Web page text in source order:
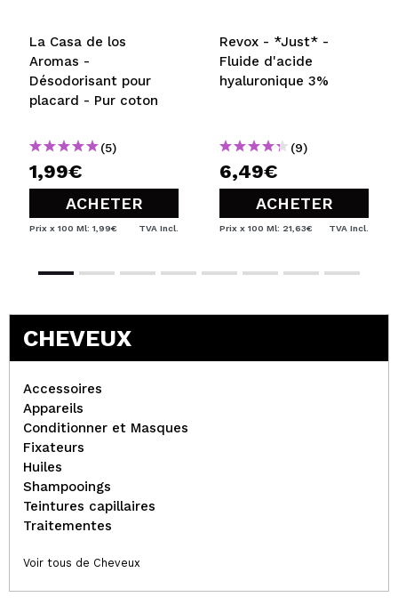
La Casa de los
Aromas -
Désodorisant pour
placard - Pur coton
(5)
1,99€
ACHETER
Prix x 100 Ml: 1,99€ TVA Incl.
Revox - *Just* -
Fluide d'acide
hyaluronique 3%
(9)
6,49€
ACHETER
Prix x 100 Ml: 21,63€ TVA Incl.
CHEVEUX
Accessoires
Appareils
Conditionner et Masques
Fixateurs
Huiles
Shampooings
Teintures capillaires
Traitementes
Voir tous de Cheveux